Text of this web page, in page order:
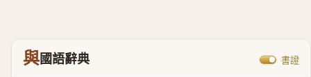
與國語辭典 書證